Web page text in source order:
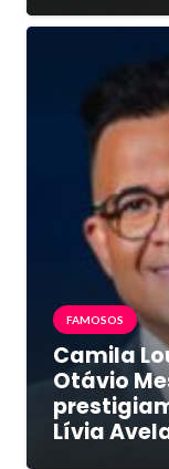
FAMOSOS
Camila
Otávio
Lívia